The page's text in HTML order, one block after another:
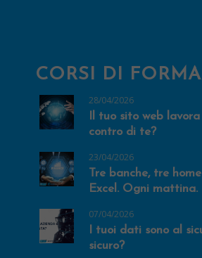
CORSI DI
28/04/2026
Il tuo sito web
contro di te?
23/04/2026
Tre banche, tre
Excel. Ogni mattina.
07/04/2026
I tuoi dati sono al
sicuro?